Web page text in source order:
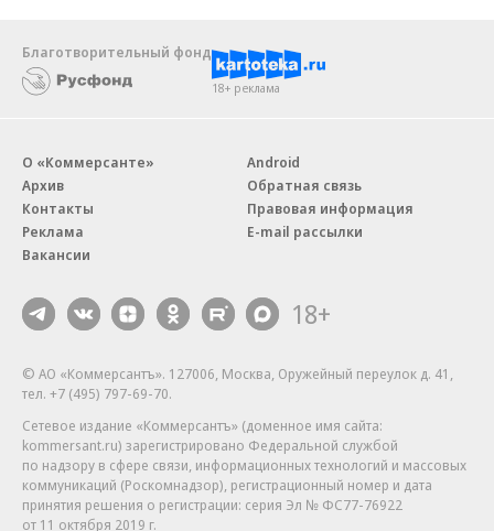
Благотворительный фонд
18+ реклама
О «Коммерсанте»
Архив
Контакты
Реклама
Вакансии
Android
Обратная связь
Правовая информация
E-mail рассылки
18+
© АО «Коммерсантъ». 127006, Москва, Оружейный переулок д. 41,
тел. +7 (495) 797-69-70.
Сетевое издание «Коммерсантъ» (доменное имя сайта:
kommersant.ru) зарегистрировано Федеральной службой
по надзору в сфере связи, информационных технологий и массовых
коммуникаций (Роскомнадзор), регистрационный номер и дата
принятия решения о регистрации: серия Эл № ФС77-76922
от 11 октября 2019 г.